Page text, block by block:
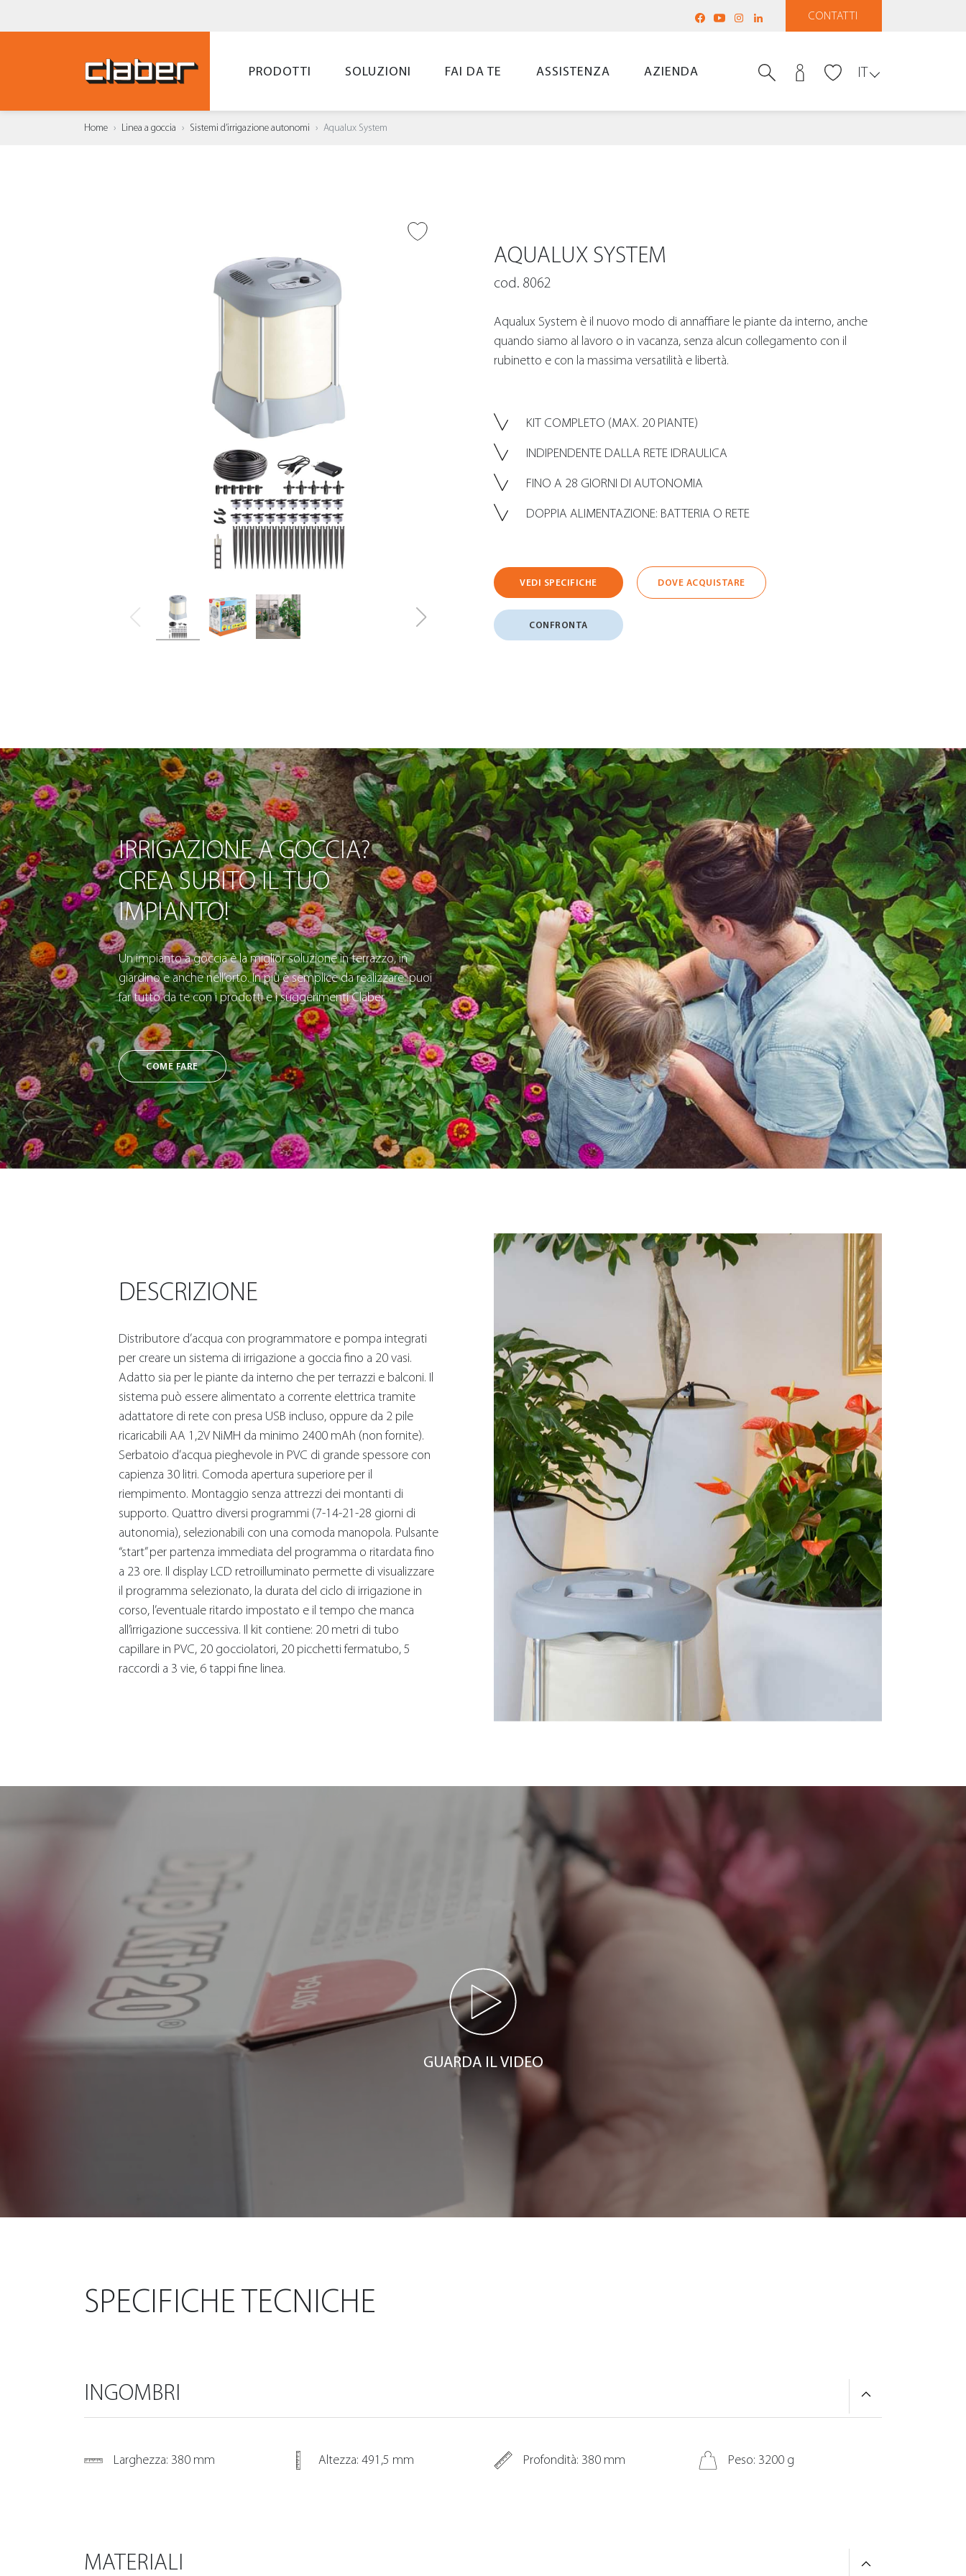
CONTATTI
PRODOTTI SOLUZIONI FAI DA TE ASSISTENZA AZIENDA IT
Home Linea a goccia Sistemi d’irrigazione autonomi Aqualux System
AQUALUX SYSTEM
cod. 8062
Aqualux System è il nuovo modo di annaffiare le piante da interno, anche
quando siamo al lavoro o in vacanza, senza alcun collegamento con il
rubinetto e con la massima versatilità e libertà.
KIT COMPLETO (MAX. 20 PIANTE)
INDIPENDENTE DALLA RETE IDRAULICA
FINO A 28 GIORNI DI AUTONOMIA
DOPPIA ALIMENTAZIONE: BATTERIA O RETE
VEDI SPECIFICHE DOVE ACQUISTARE
CONFRONTA
IRRIGAZIONE A GOCCIA?
CREA SUBITO IL TUO
IMPIANTO!
Un impianto a goccia è la miglior soluzione in terrazzo, in
giardino e anche nell’orto. In più è semplice da realizzare: puoi
far tutto da te con i prodotti e i suggerimenti Claber.
COME FARE
DESCRIZIONE
Distributore d’acqua con programmatore e pompa integrati
per creare un sistema di irrigazione a goccia fino a 20 vasi.
Adatto sia per le piante da interno che per terrazzi e balconi. Il
sistema può essere alimentato a corrente elettrica tramite
adattatore di rete con presa USB incluso, oppure da 2 pile
ricaricabili AA 1,2V NiMH da minimo 2400 mAh (non fornite).
Serbatoio d’acqua pieghevole in PVC di grande spessore con
capienza 30 litri. Comoda apertura superiore per il
riempimento. Montaggio senza attrezzi dei montanti di
supporto. Quattro diversi programmi (7-14-21-28 giorni di
autonomia), selezionabili con una comoda manopola. Pulsante
“start” per partenza immediata del programma o ritardata fino
a 23 ore. Il display LCD retroilluminato permette di visualizzare
il programma selezionato, la durata del ciclo di irrigazione in
corso, l’eventuale ritardo impostato e il tempo che manca
all’irrigazione successiva. Il kit contiene: 20 metri di tubo
capillare in PVC, 20 gocciolatori, 20 picchetti fermatubo, 5
raccordi a 3 vie, 6 tappi fine linea.
GUARDA IL VIDEO
SPECIFICHE TECNICHE
INGOMBRI
Larghezza: 380 mm Altezza: 491,5 mm Profondità: 380 mm Peso: 3200 g
MATERIALI